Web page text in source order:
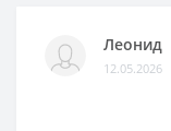
Леонид
12.05.2026